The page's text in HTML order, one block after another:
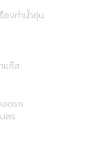
องทำน้ำอุ่น
แก๊ส
อดรถ
สร